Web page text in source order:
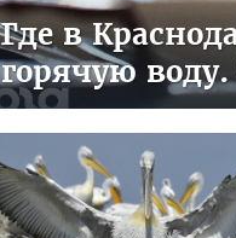
Где в
горячую